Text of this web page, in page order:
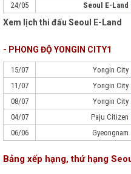
24/05
Seoul E-Land
Xem lịch thi đấu Seoul E-Land
- PHONG ĐỘ YONGIN CITY1
15/07 Yongin City
11/07
Yongin City
08/07
Yongin City
04/07
Paju Citizen
06/06
Gyeongnam
Bảng xếp hạng, thứ hạng